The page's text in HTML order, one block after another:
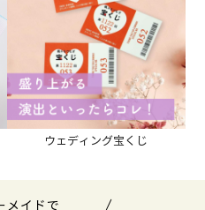
ウェディング宝くじ
メイドで